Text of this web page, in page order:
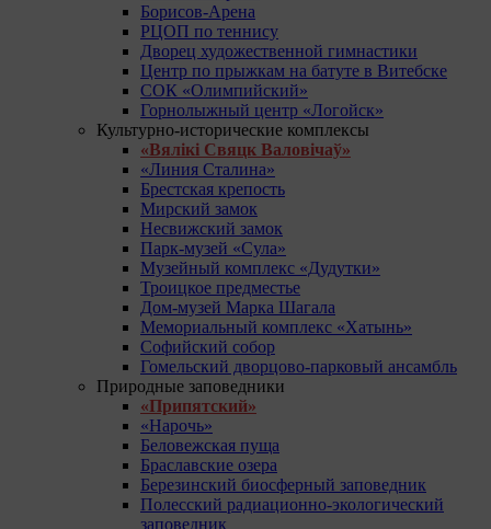
Борисов-Арена
РЦОП по теннису
Дворец художественной гимнастики
Центр по прыжкам на батуте в Витебске
СОК «Олимпийский»
Горнолыжный центр «Логойск»
Культурно-исторические комплексы
«Вялікі Свяцк Валовічаў»
«Линия Сталина»
Брестская крепость
Мирский замок
Несвижский замок
Парк-музей «Сула»
Музейный комплекс «Дудутки»
Троицкое предместье
Дом-музей Марка Шагала
Мемориальный комплекс «Хатынь»
Софийский собор
Гомельский дворцово-парковый ансамбль
Природные заповедники
«Припятский»
«Нарочь»
Беловежская пуща
Браславские озера
Березинский биосферный заповедник
Полесский радиационно-экологический
заповедник